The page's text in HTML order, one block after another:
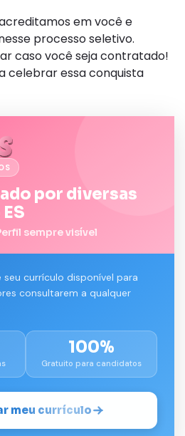
acreditamos em você e
processo seletivo.
caso você seja contratado!
celebrar essa conquista
por diversas
sempre visível
seu currículo disponível para
consultarem a qualquer
100%
Gratuito para candidatos
meu currículo